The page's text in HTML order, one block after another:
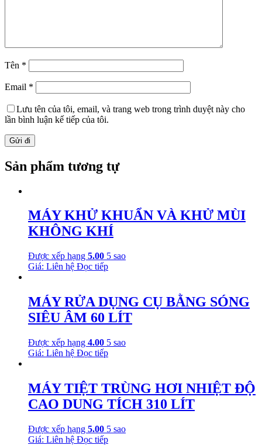
Tên *
Email *
Lưu tên của tôi, email, và trang web trong trình duyệt này cho
lần bình luận kế tiếp của tôi.
Sản phẩm tương tự
MÁY KHỬ KHUẨN VÀ KHỬ MÙI
KHÔNG KHÍ
Được xếp hạng 5.00 5 sao
Giá: Liên hệ Đọc tiếp
MÁY RỬA DỤNG CỤ BẰNG SÓNG
SIÊU ÂM 60 LÍT
Được xếp hạng 4.00 5 sao
Giá: Liên hệ Đọc tiếp
MÁY TIỆT TRÙNG HƠI NHIỆT ĐỘ
CAO DUNG TÍCH 310 LÍT
Được xếp hạng 5.00 5 sao
Giá: Liên hệ Đọc tiếp